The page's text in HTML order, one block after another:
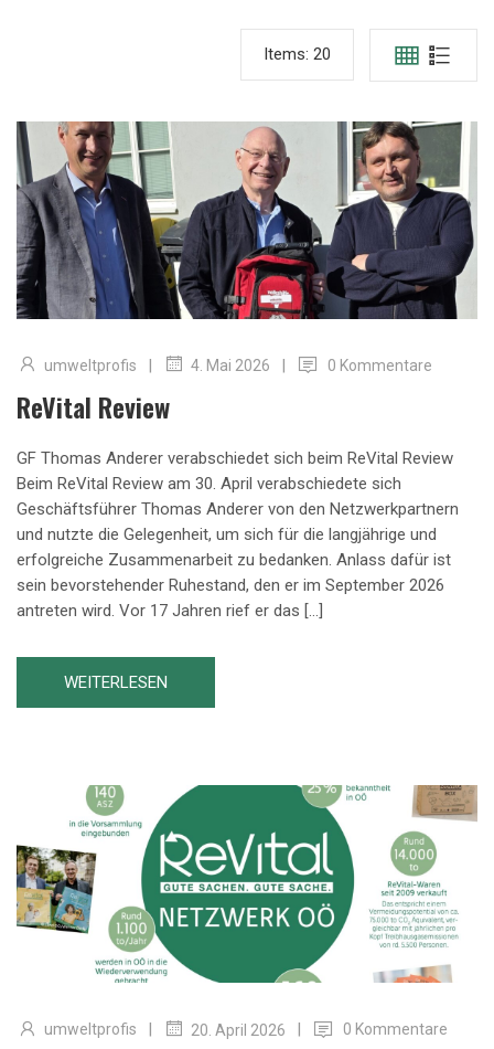
Items: 20
umweltprofis | 4. Mai 2026 | 0 Kommentare
ReVital Review
GF Thomas Anderer verabschiedet sich beim ReVital Review
Beim ReVital Review am 30. April verabschiedete sich
Geschäftsführer Thomas Anderer von den Netzwerkpartnern
und nutzte die Gelegenheit, um sich für die langjährige und
erfolgreiche Zusammenarbeit zu bedanken. Anlass dafür ist
sein bevorstehender Ruhestand, den er im September 2026
antreten wird. Vor 17 Jahren rief er das […]
WEITERLESEN
umweltprofis | 20. April 2026 | 0 Kommentare